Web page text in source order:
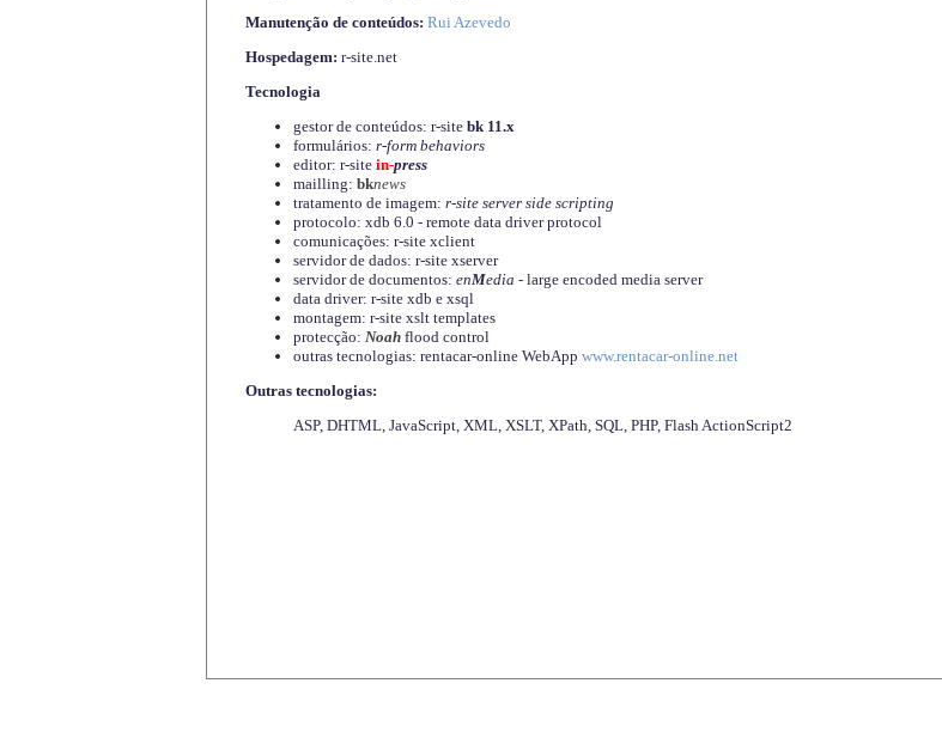
Manutenção de conteúdos: Rui Azevedo
Hospedagem: r-site.net
Tecnologia
gestor de conteúdos: r-site bk 11.x
formulários: r-form behaviors
editor: r-site in-press
mailling: bknews
tratamento de imagem: r-site server side scripting
protocolo: xdb 6.0 - remote data driver protocol
comunicações: r-site xclient
servidor de dados: r-site xserver
servidor de documentos: enMedia - large encoded media server
data driver: r-site xdb e xsql
montagem: r-site xslt templates
protecção: Noahflood control
outras tecnologias: rentacar-online WebApp www.rentacar-online.net
Outras tecnologias:
ASP, DHTML, JavaScript, XML, XSLT, XPath, SQL, PHP, Flash ActionScript2